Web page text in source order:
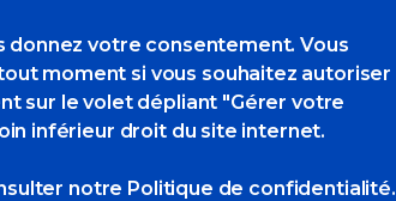
donnez votre consentement. Vous
moment si vous souhaitez autoriser
sur le volet dépliant "Gérer votre
inférieur droit du site internet.
notre Politique de confidentialité.